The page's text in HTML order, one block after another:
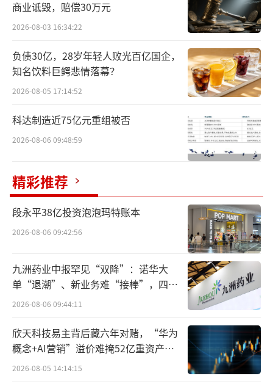
商业诋毁，赔偿30万元
2026-08-03 16:34:22
负债30亿，28岁年轻人败光百亿国企，
知名饮料巨鳄悲情落幕？
2026-08-05 17:14:52
科达制造近75亿元重组被否
2026-08-06 09:48:59
精彩推荐
段永平38亿投资泡泡玛特账本
2026-08-06 09:42:56
九洲药业中报罕见“双降”：诺华大
单“退潮”、新业务难“接棒”，四大
难关待闯
2026-08-06 09:44:11
欣天科技易主背后藏六年对赌，“华为
概念+AI营销”溢价难掩52亿重资产考
验
2026-08-05 14:14:15